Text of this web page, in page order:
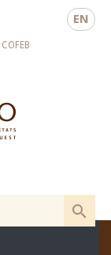
EN
COFEB